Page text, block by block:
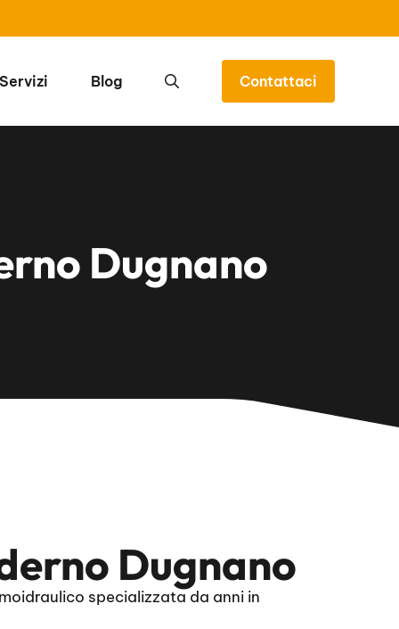
Servizi Blog Contattaci
Dugnano
Dugnano
specializzata da anni in